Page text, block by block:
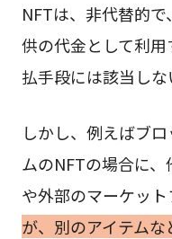
NFTは、非代替的
供の代金として利
払手段には該当しな
しかし、例えばブ
ムのNFTの場合に
や外部のマーケット
が、別のアイテム